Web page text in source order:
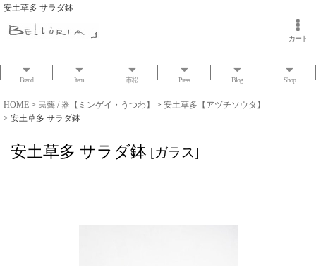
安土草多 サラダ鉢
カート
Brand Item 市松 Press Blog Shop
HOME > 民藝 / 器【ミンゲイ・うつわ】 > 安土草多【アヅチソウタ】
> 安土草多 サラダ鉢
安土草多 サラダ鉢 [ガラス]